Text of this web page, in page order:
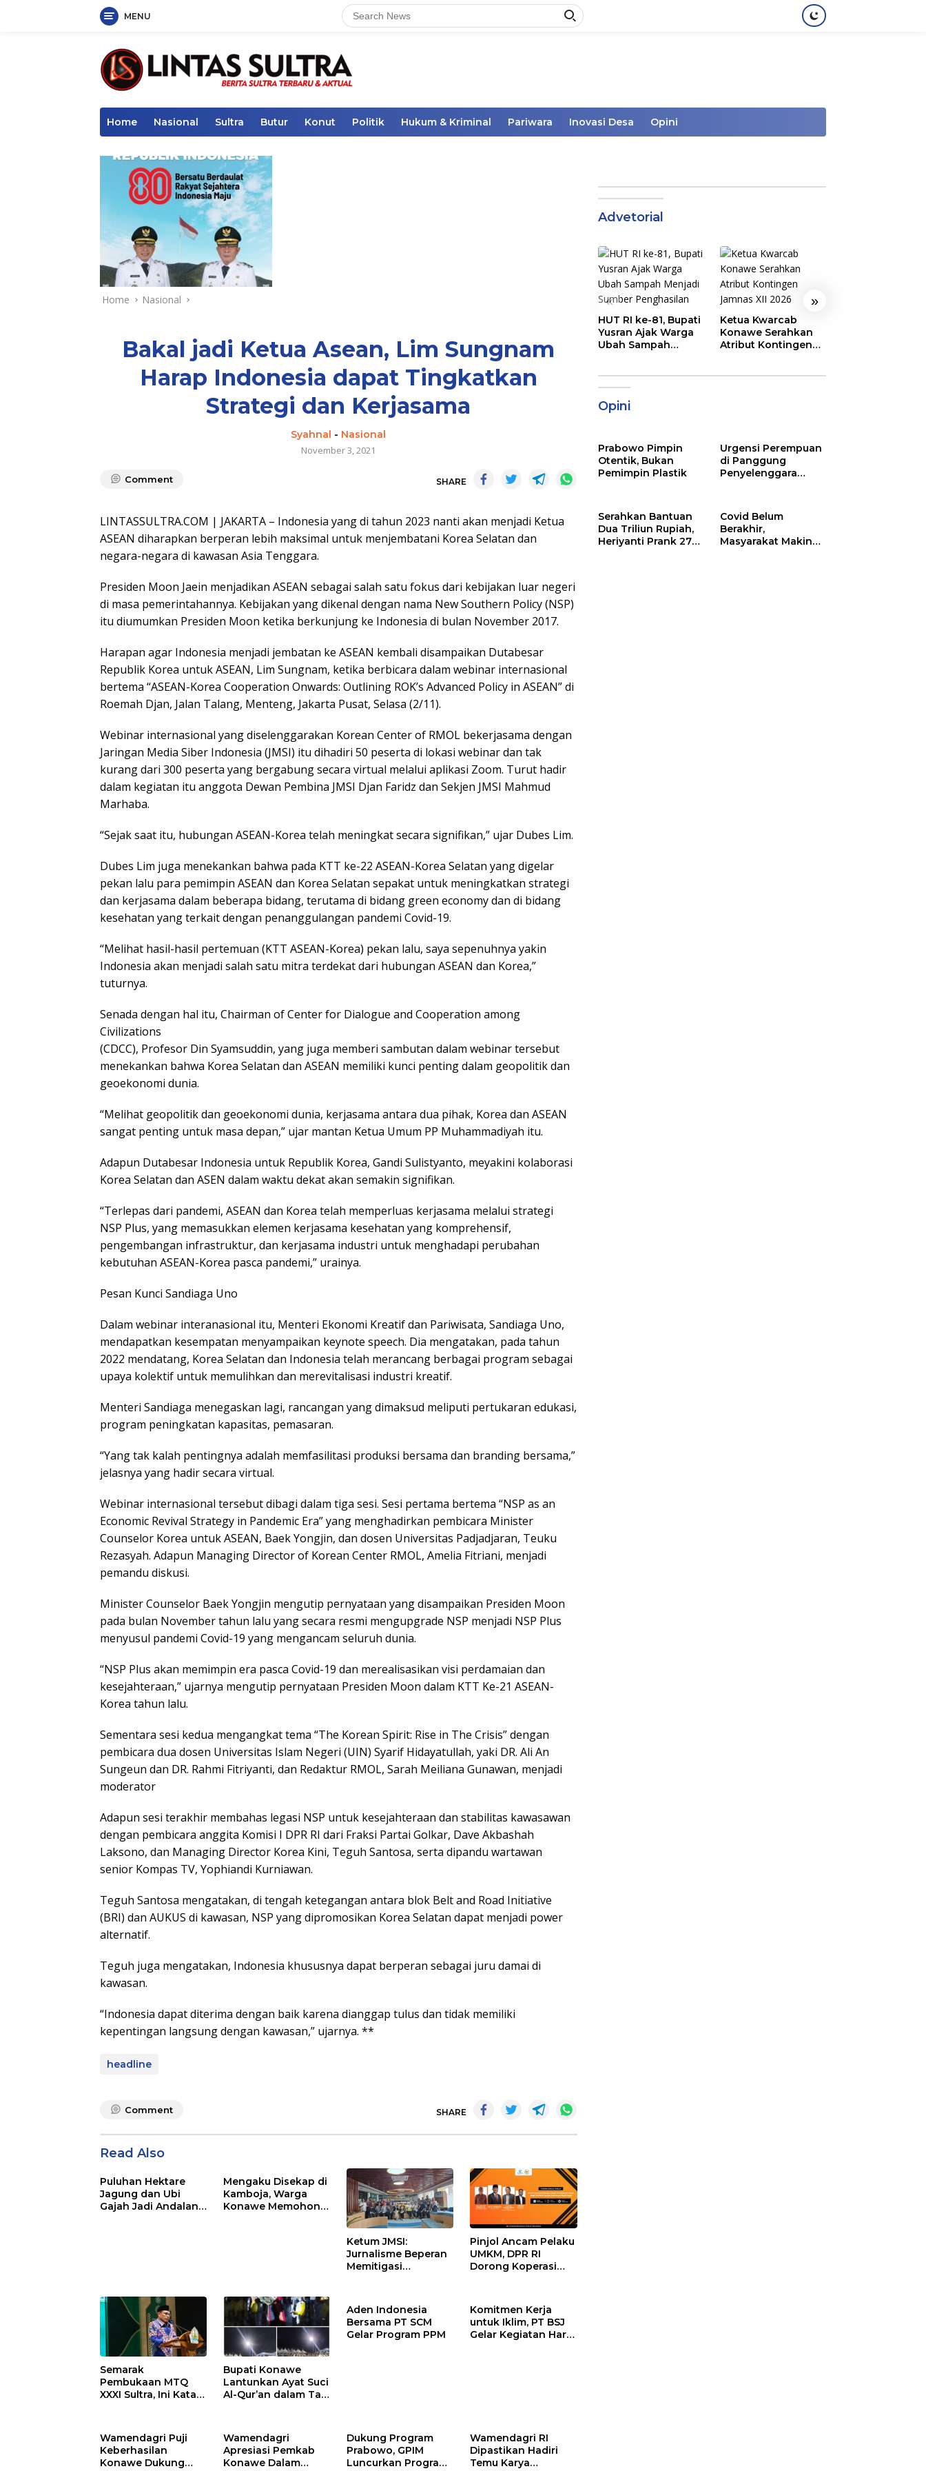
MENU
Home Nasional Sultra Butur Konut Politik Hukum & Kriminal Pariwara Inovasi Desa Opini
Home Nasional
Bakal jadi Ketua Asean, Lim Sungnam
Harap Indonesia dapat Tingkatkan
Strategi dan Kerjasama
Syahnal - Nasional
November 3, 2021
Comment SHARE
LINTASSULTRA.COM | JAKARTA – Indonesia yang di tahun 2023 nanti akan menjadi Ketua
ASEAN diharapkan berperan lebih maksimal untuk menjembatani Korea Selatan dan
negara-negara di kawasan Asia Tenggara.
Presiden Moon Jaein menjadikan ASEAN sebagai salah satu fokus dari kebijakan luar negeri
di masa pemerintahannya. Kebijakan yang dikenal dengan nama New Southern Policy (NSP)
itu diumumkan Presiden Moon ketika berkunjung ke Indonesia di bulan November 2017.
Harapan agar Indonesia menjadi jembatan ke ASEAN kembali disampaikan Dutabesar
Republik Korea untuk ASEAN, Lim Sungnam, ketika berbicara dalam webinar internasional
bertema “ASEAN-Korea Cooperation Onwards: Outlining ROK’s Advanced Policy in ASEAN” di
Roemah Djan, Jalan Talang, Menteng, Jakarta Pusat, Selasa (2/11).
Webinar internasional yang diselenggarakan Korean Center of RMOL bekerjasama dengan
Jaringan Media Siber Indonesia (JMSI) itu dihadiri 50 peserta di lokasi webinar dan tak
kurang dari 300 peserta yang bergabung secara virtual melalui aplikasi Zoom. Turut hadir
dalam kegiatan itu anggota Dewan Pembina JMSI Djan Faridz dan Sekjen JMSI Mahmud
Marhaba.
“Sejak saat itu, hubungan ASEAN-Korea telah meningkat secara signifikan,” ujar Dubes Lim.
Dubes Lim juga menekankan bahwa pada KTT ke-22 ASEAN-Korea Selatan yang digelar
pekan lalu para pemimpin ASEAN dan Korea Selatan sepakat untuk meningkatkan strategi
dan kerjasama dalam beberapa bidang, terutama di bidang green economy dan di bidang
kesehatan yang terkait dengan penanggulangan pandemi Covid-19.
“Melihat hasil-hasil pertemuan (KTT ASEAN-Korea) pekan lalu, saya sepenuhnya yakin
Indonesia akan menjadi salah satu mitra terdekat dari hubungan ASEAN dan Korea,”
tuturnya.
Senada dengan hal itu, Chairman of Center for Dialogue and Cooperation among
Civilizations
(CDCC), Profesor Din Syamsuddin, yang juga memberi sambutan dalam webinar tersebut
menekankan bahwa Korea Selatan dan ASEAN memiliki kunci penting dalam geopolitik dan
geoekonomi dunia.
“Melihat geopolitik dan geoekonomi dunia, kerjasama antara dua pihak, Korea dan ASEAN
sangat penting untuk masa depan,” ujar mantan Ketua Umum PP Muhammadiyah itu.
Adapun Dutabesar Indonesia untuk Republik Korea, Gandi Sulistyanto, meyakini kolaborasi
Korea Selatan dan ASEN dalam waktu dekat akan semakin signifikan.
“Terlepas dari pandemi, ASEAN dan Korea telah memperluas kerjasama melalui strategi
NSP Plus, yang memasukkan elemen kerjasama kesehatan yang komprehensif,
pengembangan infrastruktur, dan kerjasama industri untuk menghadapi perubahan
kebutuhan ASEAN-Korea pasca pandemi,” urainya.
Pesan Kunci Sandiaga Uno
Dalam webinar interanasional itu, Menteri Ekonomi Kreatif dan Pariwisata, Sandiaga Uno,
mendapatkan kesempatan menyampaikan keynote speech. Dia mengatakan, pada tahun
2022 mendatang, Korea Selatan dan Indonesia telah merancang berbagai program sebagai
upaya kolektif untuk memulihkan dan merevitalisasi industri kreatif.
Menteri Sandiaga menegaskan lagi, rancangan yang dimaksud meliputi pertukaran edukasi,
program peningkatan kapasitas, pemasaran.
“Yang tak kalah pentingnya adalah memfasilitasi produksi bersama dan branding bersama,”
jelasnya yang hadir secara virtual.
Webinar internasional tersebut dibagi dalam tiga sesi. Sesi pertama bertema “NSP as an
Economic Revival Strategy in Pandemic Era” yang menghadirkan pembicara Minister
Counselor Korea untuk ASEAN, Baek Yongjin, dan dosen Universitas Padjadjaran, Teuku
Rezasyah. Adapun Managing Director of Korean Center RMOL, Amelia Fitriani, menjadi
pemandu diskusi.
Minister Counselor Baek Yongjin mengutip pernyataan yang disampaikan Presiden Moon
pada bulan November tahun lalu yang secara resmi mengupgrade NSP menjadi NSP Plus
menyusul pandemi Covid-19 yang mengancam seluruh dunia.
“NSP Plus akan memimpin era pasca Covid-19 dan merealisasikan visi perdamaian dan
kesejahteraan,” ujarnya mengutip pernyataan Presiden Moon dalam KTT Ke-21 ASEAN-
Korea tahun lalu.
Sementara sesi kedua mengangkat tema “The Korean Spirit: Rise in The Crisis” dengan
pembicara dua dosen Universitas Islam Negeri (UIN) Syarif Hidayatullah, yaki DR. Ali An
Sungeun dan DR. Rahmi Fitriyanti, dan Redaktur RMOL, Sarah Meiliana Gunawan, menjadi
moderator
Adapun sesi terakhir membahas legasi NSP untuk kesejahteraan dan stabilitas kawasawan
dengan pembicara anggita Komisi I DPR RI dari Fraksi Partai Golkar, Dave Akbashah
Laksono, dan Managing Director Korea Kini, Teguh Santosa, serta dipandu wartawan
senior Kompas TV, Yophiandi Kurniawan.
Teguh Santosa mengatakan, di tengah ketegangan antara blok Belt and Road Initiative
(BRI) dan AUKUS di kawasan, NSP yang dipromosikan Korea Selatan dapat menjadi power
alternatif.
Teguh juga mengatakan, Indonesia khususnya dapat berperan sebagai juru damai di
kawasan.
“Indonesia dapat diterima dengan baik karena dianggap tulus dan tidak memiliki
kepentingan langsung dengan kawasan,” ujarnya. **
headline
Comment SHARE
Read Also
Puluhan Hektare
Jagung dan Ubi
Gajah Jadi Andalan
Mengaku Disekap di
Kamboja, Warga
Konawe Memohon
Ketum JMSI:
Jurnalisme Beperan
Memitigasi
Pinjol Ancam Pelaku
UMKM, DPR RI
Dorong Koperasi
Semarak
Pembukaan MTQ
XXXI Sultra, Ini Kata
Bupati Konawe
Lantunkan Ayat Suci
Al-Qur’an dalam Tari
Aden Indonesia
Bersama PT SCM
Gelar Program PPM
Komitmen Kerja
untuk Iklim, PT BSJ
Gelar Kegiatan Hari
Wamendagri Puji
Keberhasilan
Konawe Dukung
Wamendagri
Apresiasi Pemkab
Konawe Dalam
Dukung Program
Prabowo, GPIM
Luncurkan Program
Wamendagri RI
Dipastikan Hadiri
Temu Karya
Advetorial
« »
HUT RI ke-81, Bupati
Yusran Ajak Warga
Ubah Sampah
Ketua Kwarcab
Konawe Serahkan
Atribut Kontingen
Opini
Prabowo Pimpin
Otentik, Bukan
Pemimpin Plastik
Urgensi Perempuan
di Panggung
Penyelenggara
Serahkan Bantuan
Dua Triliun Rupiah,
Heriyanti Prank 270
Covid Belum
Berakhir,
Masyarakat Makin